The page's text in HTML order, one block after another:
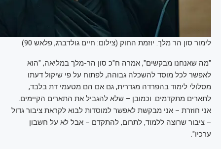
לימור סון הר מלך. יוזמת החוק (צילום: חיים גולדברג, פלאש 90)
"מה שאנחנו מבקשים", אמרה ח"כ סון הר-מלך במליאה, "הוא
לאפשר לכל מוסד להשכלה גבוהה, לפתוח על פי שיקול דעתו
מסלולי לימוד בהפרדה מגדרית, גם אם הם מטעמי דת בלבד,
לתארים מתקדמים. וכמובן – שלא להגביל את התארים הקיימים.
אני חוזרת – אני מבקשת לאפשר למוסדות לבוא לקראת ציבור גדול
– ציבור שרוצה ללמוד, לתרום, להתקדם – אבל לא על חשבון
ערכיו".